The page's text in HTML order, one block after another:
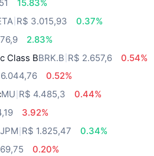
15.83%
R$ 3.015,93
0.37%
2.83%
Class BBRK.B R$ 2.657,6
0.54%
0.52%
MU R$ 4.485,3
0.44%
3.92%
JPM R$ 1.825,47
0.34%
0.20%